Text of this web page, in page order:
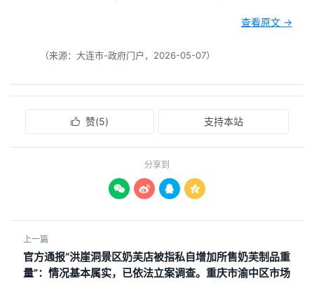
查看原文 →
（来源：大连市-政府门户，2026-05-07）
 赞(5) 支持本站
分享到
   
上一篇
官方通报“洪崖洞景区奶芙店被指私自增加所售奶芙制品重
量”：情况基本属实，已依法立案调查。重庆市渝中区市场